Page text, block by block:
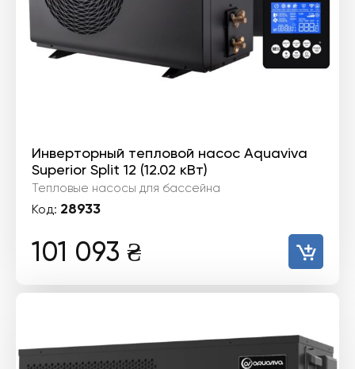
Инверторный тепловой насос Aquaviva
Superior Split 12 (12.02 кВт)
Тепловые насосы для бассейна
Код: 28933
101 093 ₴